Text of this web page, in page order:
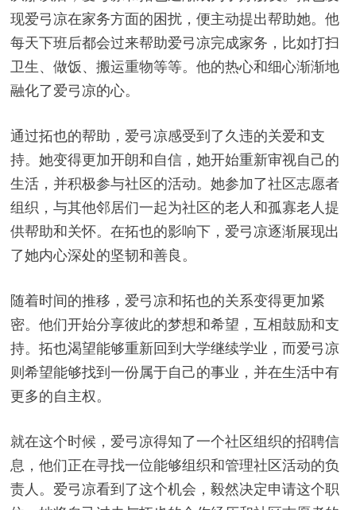
现爱弓凉在家务方面的困扰，便主动提出帮助她。他
每天下班后都会过来帮助爱弓凉完成家务，比如打扫
卫生、做饭、搬运重物等等。他的热心和细心渐渐地
融化了爱弓凉的心。
通过拓也的帮助，爱弓凉感受到了久违的关爱和支
持。她变得更加开朗和自信，她开始重新审视自己的
生活，并积极参与社区的活动。她参加了社区志愿者
组织，与其他邻居们一起为社区的老人和孤寡老人提
供帮助和关怀。在拓也的影响下，爱弓凉逐渐展现出
了她内心深处的坚韧和善良。
随着时间的推移，爱弓凉和拓也的关系变得更加紧
密。他们开始分享彼此的梦想和希望，互相鼓励和支
持。拓也渴望能够重新回到大学继续学业，而爱弓凉
则希望能够找到一份属于自己的事业，并在生活中有
更多的自主权。
就在这个时候，爱弓凉得知了一个社区组织的招聘信
息，他们正在寻找一位能够组织和管理社区活动的负
责人。爱弓凉看到了这个机会，毅然决定申请这个职